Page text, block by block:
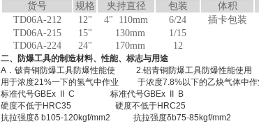
货号 规格 夹持直径 包装 体积
TD06A-212
12" 4" 110mm 6/24 插卡包装
TD06A-215
15" 130mm
1/15
TD06A-224
24" 170mm 12
二、防爆工具的制造材料、性能、标志与用途
A．铍青铜防爆工具防爆性能使 2.铝青铜防爆工具防爆性能使用
用于浓度21%一下的氢气中作业 于浓度7.8%以下的乙炔气体中作
标准代号GBEx II C 标准代号GBEx II B
硬度不低于HRC35 硬度不低于HRC25
抗拉强度δ b105-120kgf/mm2 抗拉强度δb75-85kgf/mm2